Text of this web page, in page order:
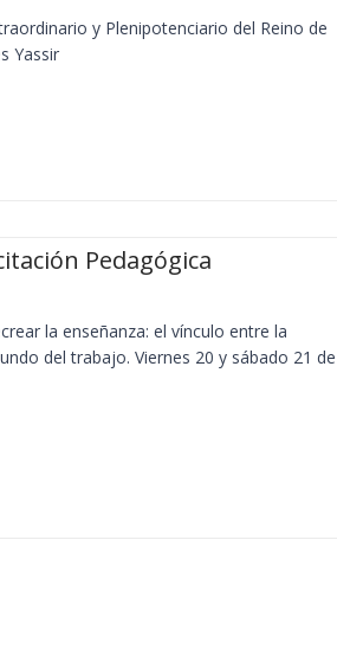
y Plenipotenciario del Reino de
Yassir
Pedagógica
la enseñanza: el vínculo entre la
del trabajo. Viernes 20 y sábado 21 de